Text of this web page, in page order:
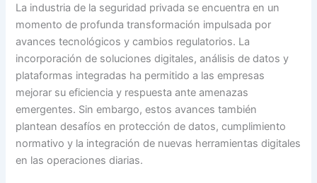
La industria de la seguridad privada se encuentra en un
momento de profunda transformación impulsada por
avances tecnológicos y cambios regulatorios. La
incorporación de soluciones digitales, análisis de datos y
plataformas integradas ha permitido a las empresas
mejorar su eficiencia y respuesta ante amenazas
emergentes. Sin embargo, estos avances también
plantean desafíos en protección de datos, cumplimiento
normativo y la integración de nuevas herramientas digitales
en las operaciones diarias.